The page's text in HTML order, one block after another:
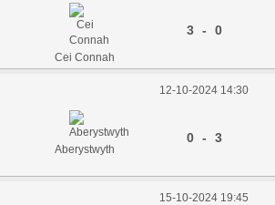
Cei Connah
3 - 0
12-10-2024 14:30
Aberystwyth
0 - 3
15-10-2024 19:45